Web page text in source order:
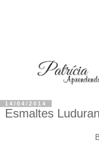
14/04/2014
Esmaltes